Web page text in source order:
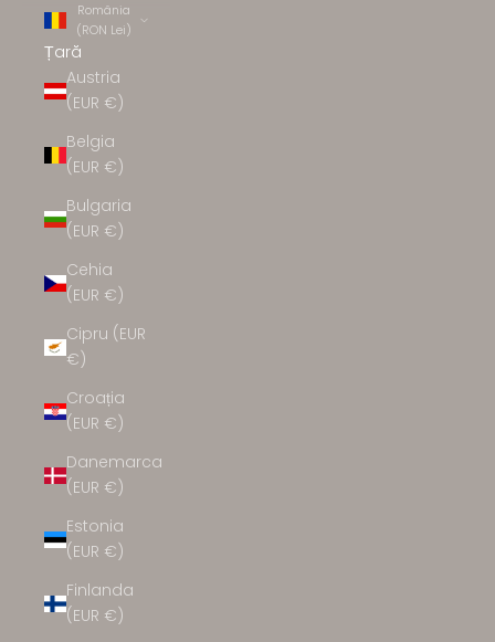
România
(RON Lei)
Țară
Austria
(EUR €)
Belgia
(EUR €)
Bulgaria
(EUR €)
Cehia
(EUR €)
Cipru (EUR
€)
Croația
(EUR €)
Danemarca
(EUR €)
Estonia
(EUR €)
Finlanda
(EUR €)